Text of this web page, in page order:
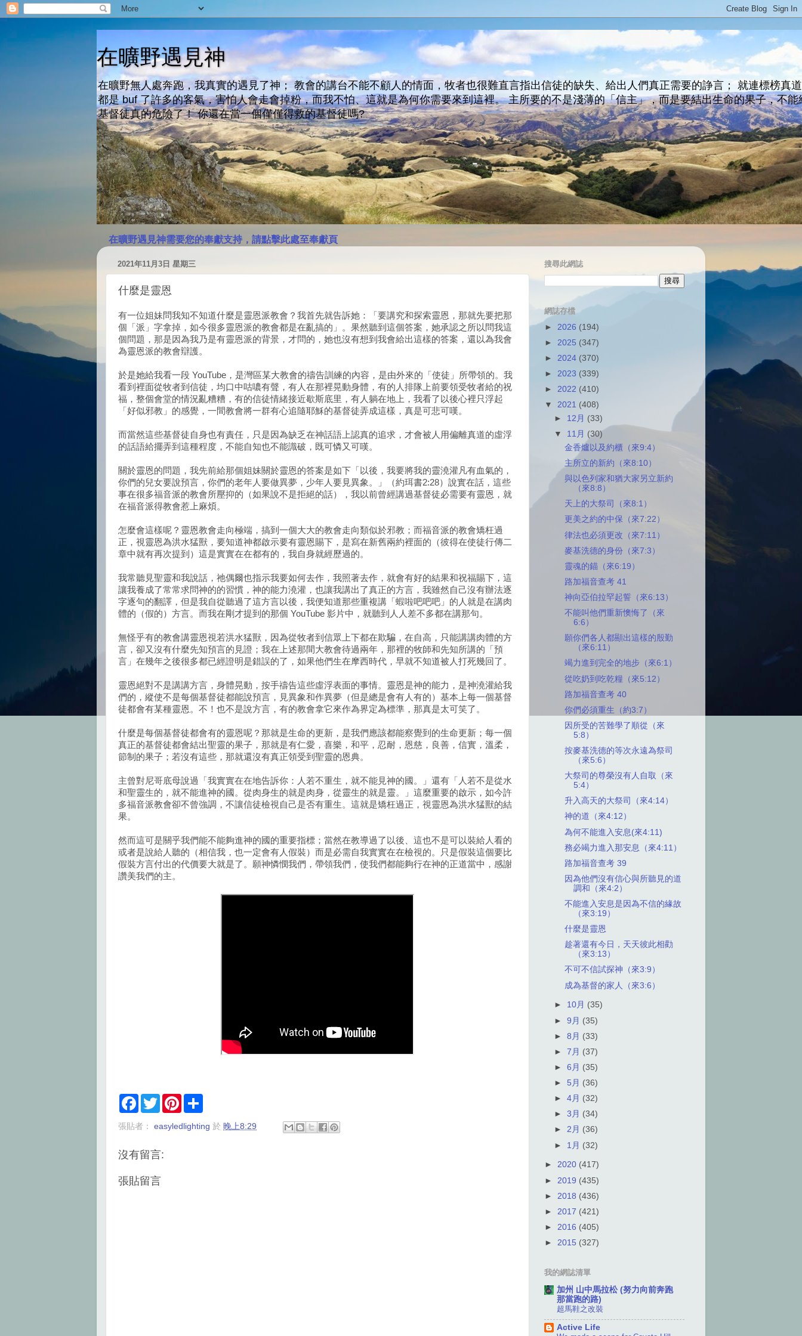
在曠野遇見神
在曠野無人處奔跑，我真實的遇見了神； 教會的講台不能不顧人的情面，牧者也很難直言指出信徒的缺失、給出人們真正需要的諍言； 就連標榜真
都是 buf 了許多的客氣，害怕人會走會掉粉，而我不怕、這就是為何你需要來到這裡。 主所要的不是淺薄的「信主」，而是要結出生命的果子，不能
基督徒真的危險了！ 你還在當一個僅僅得救的基督徒嗎?
在曠野遇見神需要您的奉獻支持，請點擊此處至奉獻頁
2021年11月3日 星期三
什麼是靈恩
有一位姐妹問我知不知道什麼是靈恩派教會？我首先就告訴她：「要講究和探索靈恩，那就先要把那
個「派」字拿掉，如今很多靈恩派的教會都是在亂搞的」。果然聽到這個答案，她承認之所以問我這
個問題，那是因為我乃是有靈恩派的背景，才問的，她也沒有想到我會給出這樣的答案，還以為我會
為靈恩派的教會辯護。
於是她給我看一段 YouTube，是灣區某大教會的禱告訓練的內容，是由外來的「使徒」所帶領的。我
看到裡面從牧者到信徒，均口中咕噥有聲，有人在那裡晃動身體，有的人排隊上前要領受牧者給的祝
福，整個會堂的情況亂糟糟，有的信徒情緒接近歇斯底里，有人躺在地上，我看了以後心裡只浮起
「好似邪教」的感覺，一間教會將一群有心追隨耶穌的基督徒弄成這樣，真是可悲可嘆。
而當然這些基督徒自身也有責任，只是因為缺乏在神話語上認真的追求，才會被人用偏離真道的虛浮
的話語給擺弄到這種程度，不能自知也不能識破，既可憐又可嘆。
關於靈恩的問題，我先前給那個姐妹關於靈恩的答案是如下「以後，我要將我的靈澆灌凡有血氣的，
你們的兒女要說預言，你們的老年人要做異夢，少年人要見異象。」（約珥書2:28）說實在話，這些
事在很多福音派的教會所壓抑的（如果說不是拒絕的話），我以前曾經講過基督徒必需要有靈恩，就
在福音派得教會惹上麻煩。
怎麼會這樣呢？靈恩教會走向極端，搞到一個大大的教會走向類似於邪教；而福音派的教會矯枉過
正，視靈恩為洪水猛獸，要知道神都啟示要有靈恩賜下，是寫在新舊兩約裡面的（彼得在使徒行傳二
章中就有再次提到）這是實實在在都有的，我自身就經歷過的。
我常聽見聖靈和我說話，祂偶爾也指示我要如何去作，我照著去作，就會有好的結果和祝福賜下，這
讓我養成了常常求問神的的習慣，神的能力澆灌，也讓我講出了真正的方言，我雖然自己沒有辦法逐
字逐句的翻譯，但是我自從聽過了這方言以後，我便知道那些重複講「蝦啦吧吧吧」的人就是在講肉
體的（假的）方言。而我在剛才提到的那個 YouTube 影片中，就聽到人人差不多都在講那句。
無怪乎有的教會講靈恩視若洪水猛獸，因為從牧者到信眾上下都在欺騙，在自高，只能講講肉體的方
言，卻又沒有什麼先知預言的見證；我在上述那間大教會待過兩年，那裡的牧師和先知所講的「預
言」在幾年之後很多都已經證明是錯誤的了，如果他們生在摩西時代，早就不知道被人打死幾回了。
靈恩絕對不是講講方言，身體晃動，按手禱告這些虛浮表面的事情。靈恩是神的能力，是神澆灌給我
們的，縱使不是每個基督徒都能說預言，見異象和作異夢（但是總是會有人有的）基本上每一個基督
徒都會有某種靈恩。不！也不是說方言，有的教會拿它來作為界定為標準，那真是太可笑了。
什麼是每個基督徒都會有的靈恩呢？那就是生命的更新，是我們應該都能察覺到的生命更新；每一個
真正的基督徒都會結出聖靈的果子，那就是有仁愛，喜樂，和平，忍耐，恩慈，良善，信實，溫柔，
節制的果子；若沒有這些，那就還沒有真正領受到聖靈的恩典。
主曾對尼哥底母說過「我實實在在地告訴你：人若不重生，就不能見神的國。」還有「人若不是從水
和聖靈生的，就不能進神的國。從肉身生的就是肉身，從靈生的就是靈。」這麼重要的啟示，如今許
多福音派教會卻不曾強調，不讓信徒檢視自己是否有重生。這就是矯枉過正，視靈恩為洪水猛獸的結
果。
然而這可是關乎我們能不能夠進神的國的重要指標；當然在教導過了以後、這也不是可以裝給人看的
或者是說給人聽的（相信我，也一定會有人假裝）而是必需自我實實在在檢視的。只是假裝這個要比
假裝方言付出的代價要大就是了。願神憐憫我們，帶領我們，使我們都能夠行在神的正道當中，感謝
讚美我們的主。
F
e
o
T
w
t
r
P
t
r
張貼者： easyledlighting 於 晚上8:29
沒有留言:
張貼留言
搜尋此網誌
網誌存檔
► 2026 (194)
► 2025 (347)
► 2024 (370)
► 2023 (339)
► 2022 (410)
▼ 2021 (408)
► 12月 (33)
▼ 11月 (30)
金香爐以及約櫃（來9:4）
主所立的新約（來8:10）
與以色列家和猶大家另立新約
（來8:8）
天上的大祭司（來8:1）
更美之約的中保（來7:22）
律法也必須更改（來7:11）
麥基洗德的身份（來7:3）
靈魂的錨（來6:19）
路加福音查考 41
神向亞伯拉罕起誓（來6:13）
不能叫他們重新懊悔了（來
6:6）
願你們各人都顯出這樣的殷勤
（來6:11）
竭力進到完全的地步（來6:1）
從吃奶到吃乾糧（來5:12）
路加福音查考 40
你們必須重生（約3:7）
因所受的苦難學了順從（來
5:8）
按麥基洗德的等次永遠為祭司
（來5:6）
大祭司的尊榮沒有人自取（來
5:4）
升入高天的大祭司（來4:14）
神的道（來4:12）
為何不能進入安息(來4:11)
務必竭力進入那安息（來4:11）
路加福音查考 39
因為他們沒有信心與所聽見的道
調和（來4:2）
不能進入安息是因為不信的緣故
（來3:19）
什麼是靈恩
趁著還有今日，天天彼此相勸
（來3:13）
不可不信試探神（來3:9）
成為基督的家人（來3:6）
► 10月 (35)
►9月 (35)
►8月 (33)
►7月 (37)
►6月 (35)
► 5月 (36)
►4月 (32)
►3月 (34)
►2月 (36)
► 1月 (32)
► 2020 (417)
► 2019 (435)
► 2018 (436)
► 2017 (421)
► 2016 (405)
► 2015 (327)
我的網誌清單
加州 山中馬拉松 (努力向前奔跑
那當跑的路)
超馬鞋之改裝
Active Life